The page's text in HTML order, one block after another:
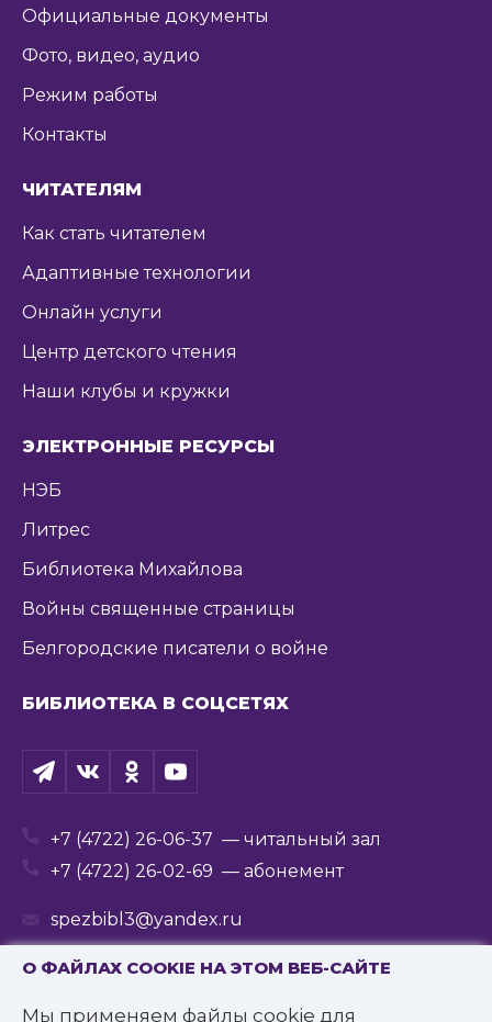
О ФАЙЛАХ COOKIE НА ЭТОМ ВЕБ-САЙТЕ
Мы применяем файлы cookie для
Официальные документы
Фото, видео, аудио
Режим работы
Контакты
ЧИТАТЕЛЯМ
Как стать читателем
Адаптивные технологии
Онлайн услуги
Центр детского чтения
Наши клубы и кружки
ЭЛЕКТРОННЫЕ РЕСУРСЫ
НЭБ
Литрес
Библиотека Михайлова
Войны священные страницы
Белгородские писатели о войне
БИБЛИОТЕКА В СОЦСЕТЯХ
+7 (4722) 26-06-37 — читальный зал
+7 (4722) 26-02-69 — абонемент
spezbibl3@yandex.ru